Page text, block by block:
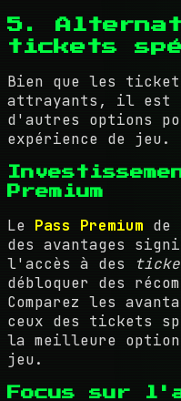
5.
tickets
Bien que les
attrayants, il est
d'autres options
expérience de jeu.
Premium
Le Pass Premium de
des avantages
l'accès à des
débloquer des
Comparez les
ceux des tickets
la meilleure
jeu.
Focus sur